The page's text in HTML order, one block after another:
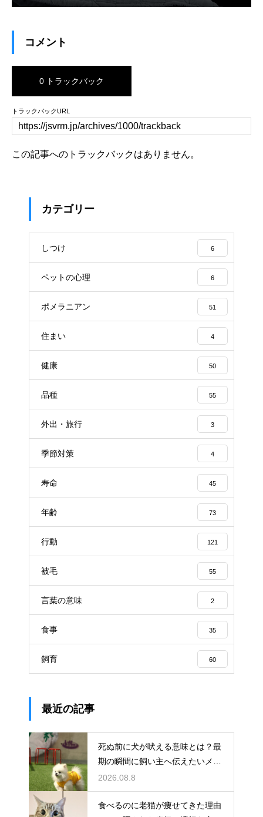
コメント
0 トラックバック
トラックバックURL
この記事へのトラックバックはありません。
カテゴリー
しつけ 6
ペットの心理 6
ポメラニアン 51
住まい 4
健康 50
品種 55
外出・旅行 3
季節対策 4
寿命 45
年齢 73
行動 121
被毛 55
言葉の意味 2
食事 35
飼育 60
最近の記事
死ぬ前に犬が吠える意味とは？最
期の瞬間に飼い主へ伝えたいメッ
セージ
2026.08.8
食べるのに老猫が痩せてきた理由